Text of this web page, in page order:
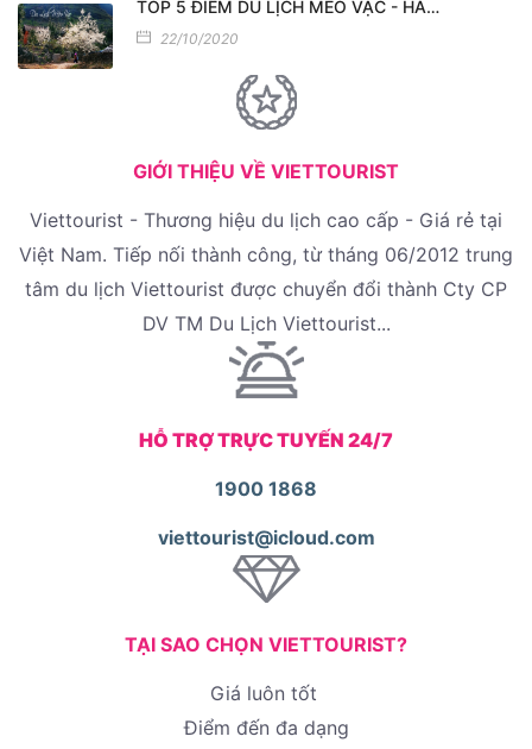
TOP 5 ĐIỂM DU LỊCH MÈO VẠC - HÀ…
22/10/2020
GIỚI THIỆU VỀ VIETTOURIST
Viettourist - Thương hiệu du lịch cao cấp - Giá rẻ tại
Việt Nam. Tiếp nối thành công, từ tháng 06/2012 trung
tâm du lịch Viettourist được chuyển đổi thành Cty CP
DV TM Du Lịch Viettourist...
HỖ TRỢ TRỰC TUYẾN 24/7
1900 1868
viettourist@icloud.com
TẠI SAO CHỌN VIETTOURIST?
Giá luôn tốt
Điểm đến đa dạng